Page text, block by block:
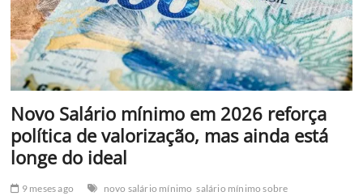
de
celulares
na
Grande
São
Paulo
Novo Salário mínimo em 2026 reforça
política de valorização, mas ainda está
longe do ideal
9 meses ago novo salário mínimo salário mínimo sobre